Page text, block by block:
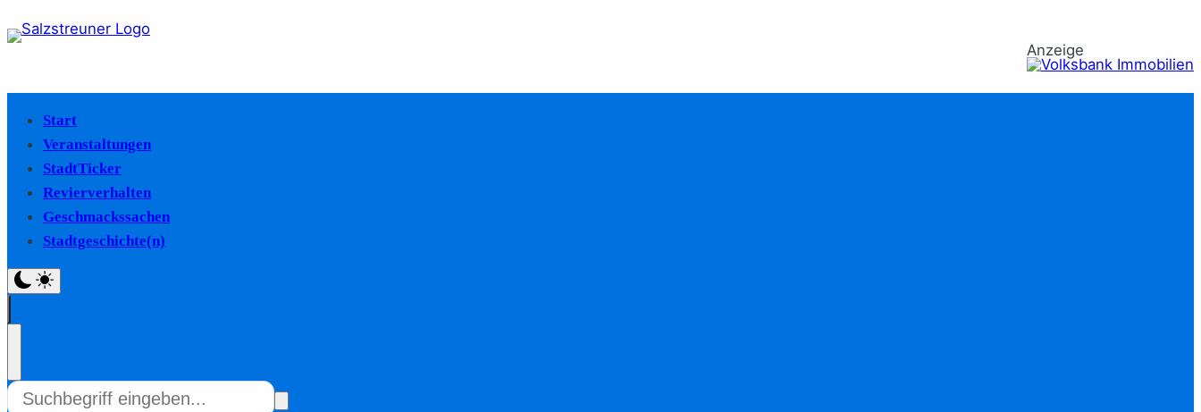
Anzeige
Start
Veranstaltungen
StadtTicker
Revierverhalten
Geschmackssachen
Stadtgeschichte(n)